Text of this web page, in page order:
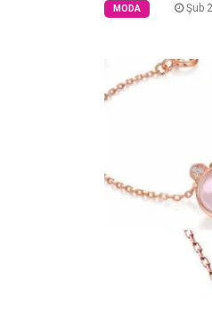
MODA Şub